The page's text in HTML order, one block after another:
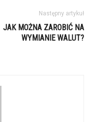
Następny artykuł
JAK MOŻNA ZAROBIĆ NA
WYMIANIE WALUT?